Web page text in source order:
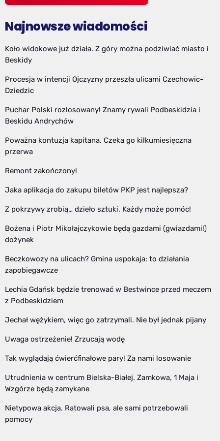
Najnowsze wiadomości
Koło widokowe już działa. Z góry można podziwiać miasto i
Beskidy
Procesja w intencji Ojczyzny przeszła ulicami Czechowic-
Dziedzic
Puchar Polski rozlosowany! Znamy rywali Podbeskidzia i
Beskidu Andrychów
Poważna kontuzja kapitana. Czeka go kilkumiesięczna
przerwa
Remont zakończony!
Jaka aplikacja do zakupu biletów PKP jest najlepsza?
Z pokrzywy zrobią… dzieło sztuki. Każdy może pomóc!
Bożena i Piotr Mikołajczykowie będą gazdami (gwiazdami!)
dożynek
Beczkowozy na ulicach? Gmina uspokaja: to działania
zapobiegawcze
Lechia Gdańsk będzie trenować w Bestwince przed meczem
z Podbeskidziem
Jechał wężykiem, więc go zatrzymali. Nie był jednak pijany
Uwaga ostrzeżenie! Zrzucają wodę
Tak wyglądają ćwierćfinałowe pary! Za nami losowanie
Utrudnienia w centrum Bielska-Białej. Zamkowa, 1 Maja i
Wzgórze będą zamykane
Nietypowa akcja. Ratowali psa, ale sami potrzebowali
pomocy